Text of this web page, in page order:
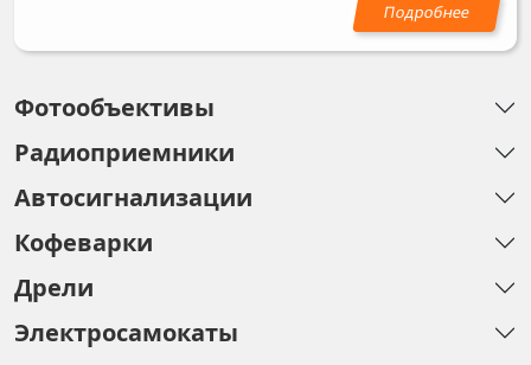
Фотообъективы
Радиоприемники
Автосигнализации
Кофеварки
Дрели
Электросамокаты